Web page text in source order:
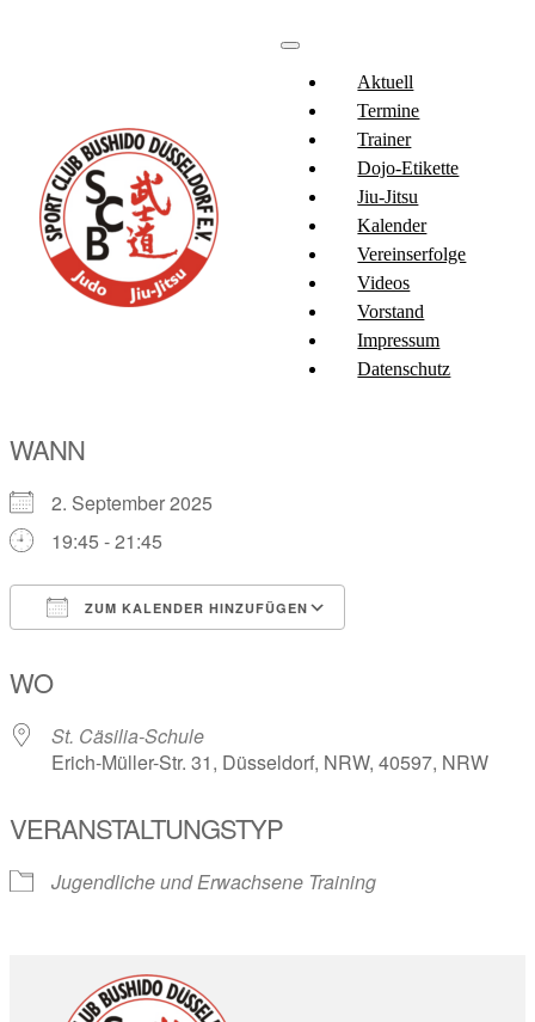
Aktuell
Termine
Trainer
Dojo-Etikette
Jiu-Jitsu
Kalender
Vereinserfolge
Videos
Vorstand
Impressum
Datenschutz
WANN
2. September 2025
19:45 - 21:45
ZUM KALENDER HINZUFÜGEN
WO
St. Cäsilia-Schule
Erich-Müller-Str. 31, Düsseldorf, NRW, 40597, NRW
VERANSTALTUNGSTYP
Jugendliche und Erwachsene Training